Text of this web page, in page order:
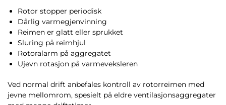
Rotor stopper periodisk
Dårlig varmegjenvinning
Reimen er glatt eller sprukket
Sluring på reimhjul
Rotoralarm på aggregatet
Ujevn rotasjon på varmeveksleren
Ved normal drift anbefales kontroll av rotorreimen med
jevne mellomrom, spesielt på eldre ventilasjonsaggregater